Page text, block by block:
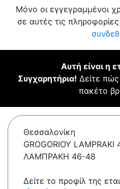
Μόνο οι εγγεγραμμένοι
σε αυτές τις πληροφορίες.
Αυτή είναι η
Συγχαρητήρια! Δείτε
πακέτο
Θεσσαλονίκη
GROGORIOY
ΛΑΜΠΡΑΚΗ 46-48
Δείτε το προφίλ της